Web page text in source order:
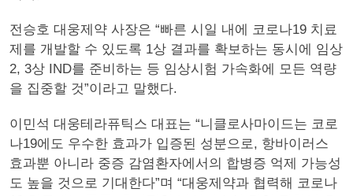
전승호 대웅제약 사장은 “빠른 시일 내에 코로나19 치료
제를 개발할 수 있도록 1상 결과를 확보하는 동시에 임상
2, 3상 IND를 준비하는 등 임상시험 가속화에 모든 역량
을 집중할 것”이라고 말했다.
이민석 대웅테라퓨틱스 대표는 “니클로사마이드는 코로
나19에도 우수한 효과가 입증된 성분으로, 항바이러스
효과뿐 아니라 중증 감염환자에서의 합병증 억제 가능성
도 높을 것으로 기대한다”며 “대웅제약과 협력해 코로나